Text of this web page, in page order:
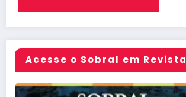
Acesse o Sobral em Revista